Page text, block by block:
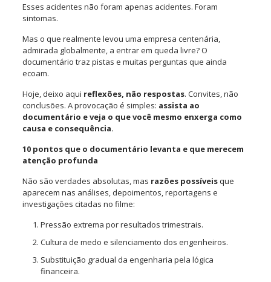
Esses acidentes não foram apenas acidentes. Foram
sintomas.
Mas o que realmente levou uma empresa centenária,
admirada globalmente, a entrar em queda livre? O
documentário traz pistas e muitas perguntas que ainda
ecoam.
Hoje, deixo aqui reflexões, não respostas. Convites, não
conclusões. A provocação é simples: assista ao
documentário e veja o que você mesmo enxerga como
causa e consequência.
10 pontos que o documentário levanta e que merecem
atenção profunda
Não são verdades absolutas, mas razões possíveisque
aparecem nas análises, depoimentos, reportagens e
investigações citadas no filme:
Pressão extrema por resultados trimestrais.
Cultura de medo e silenciamento dos engenheiros.
Substituição gradual da engenharia pela lógica
financeira.